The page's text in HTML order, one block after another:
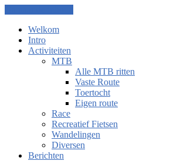
Welkom
Intro
Activiteiten
MTB
Alle MTB ritten
Vaste Route
Toertocht
Eigen route
Race
Recreatief Fietsen
Wandelingen
Diversen
Berichten